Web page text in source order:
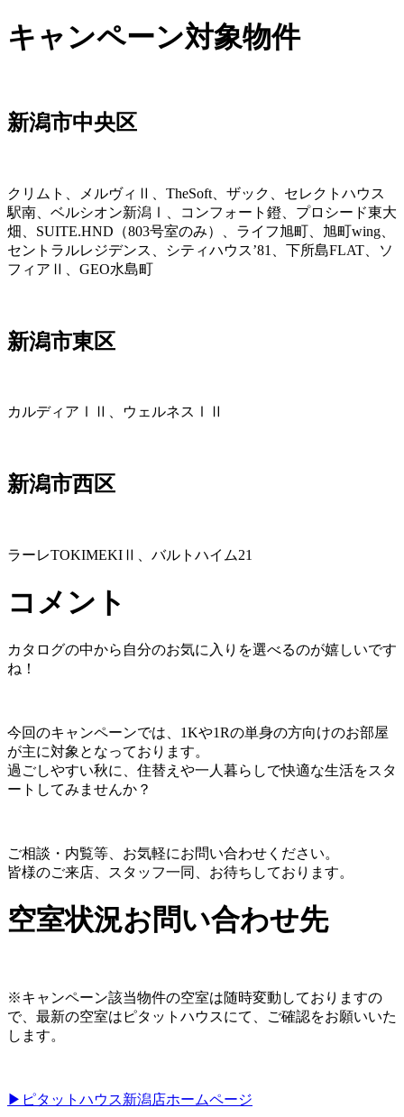
キャンペーン対象物件
新潟市中央区
クリムト、メルヴィⅡ、TheSoft、ザック、セレクトハウス
駅南、ベルシオン新潟Ⅰ、コンフォート鐙、プロシード東大
畑、SUITE.HND（803号室のみ）、ライフ旭町、旭町wing、
セントラルレジデンス、シティハウス’81、下所島FLAT、ソ
フィアⅡ、GEO水島町
新潟市東区
カルディアⅠⅡ、ウェルネスⅠⅡ
新潟市西区
ラーレTOKIMEKIⅡ、バルトハイム21
コメント
カタログの中から自分のお気に入りを選べるのが嬉しいです
ね！
今回のキャンペーンでは、1Kや1Rの単身の方向けのお部屋
が主に対象となっております。
過ごしやすい秋に、住替えや一人暮らしで快適な生活をスタ
ートしてみませんか？
ご相談・内覧等、お気軽にお問い合わせください。
皆様のご来店、スタッフ一同、お待ちしております。
空室状況お問い合わせ先
※キャンペーン該当物件の空室は随時変動しておりますの
で、最新の空室はピタットハウスにて、ご確認をお願いいた
します。
▶ピタットハウス新潟店ホームページ